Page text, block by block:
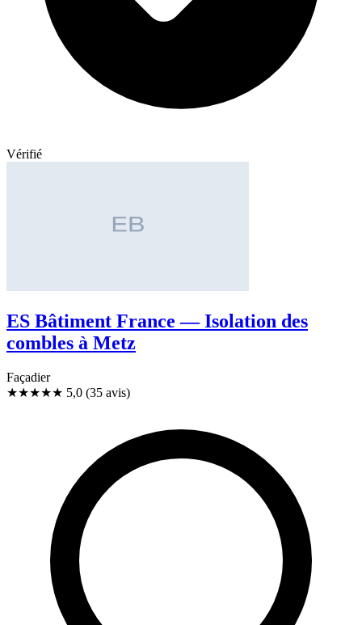
Vérifié
ES Bâtiment France — Isolation des
combles à Metz
Façadier
★★★★★ 5,0 (35 avis)